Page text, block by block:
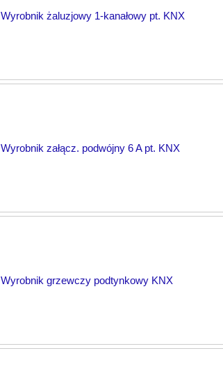
Wyrobnik żaluzjowy 1-kanałowy pt. KNX
Wyrobnik załącz. podwójny 6 A pt. KNX
Wyrobnik grzewczy podtynkowy KNX